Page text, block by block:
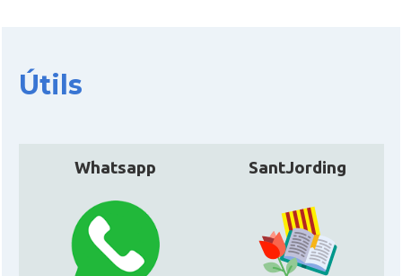
CAMON
CAMON Catalans a INDIANA
Útils
Whatsapp SantJording